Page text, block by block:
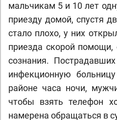
мальчикам 5 и 10 лет
приезду домой, спустя
стало плохо, у них
приезда скорой
сознания.
инфекционную
районе часа ночи,
чтобы взять телефон
намерена обращаться в